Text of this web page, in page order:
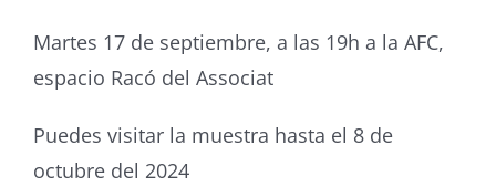
Martes 17 de septiembre, a las 19h a la AFC,
espacio Racó del Associat
Puedes visitar la muestra hasta el 8 de
octubre del 2024